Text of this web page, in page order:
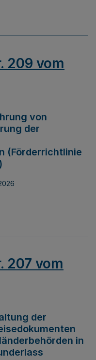
209 vom
von
der
(Förderrichtlinie
207 vom
der
in